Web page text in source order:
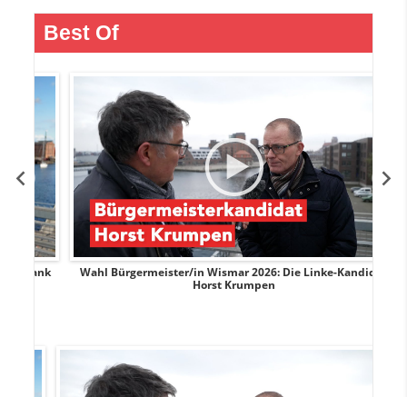
Best Of
Wahl Bürgermeister/in Wismar 2026: Die Linke-Kandidat
Horst Krumpen